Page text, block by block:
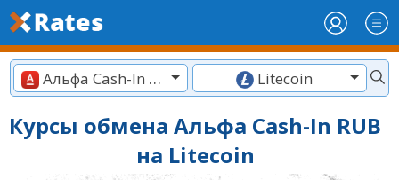
Альфа Cash-In RUB Litecoin
Курсы обмена Альфа Cash-In RUB
на Litecoin